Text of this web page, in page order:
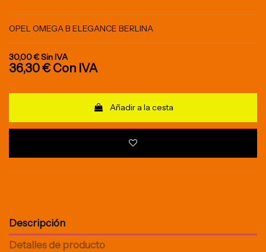
OPEL OMEGA B ELEGANCE BERLINA
30,00 €Sin IVA
36,30 € Con IVA
Añadir a la cesta
Descripción
Detalles de producto